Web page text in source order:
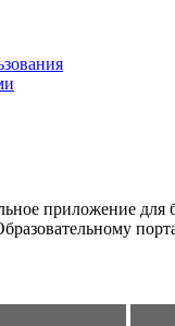
приложение для